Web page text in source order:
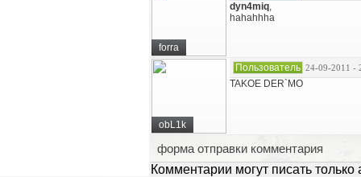
forra
dyn4miq,
hahahhha
obL1k
Пользователь 24-09-2011 -
TAKOE DER`MO
форма отправки комментария
Комментарии могут писать